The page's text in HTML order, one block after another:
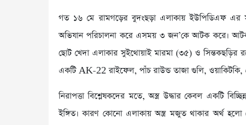
গত ১৬ মে রামগড়ের বুদংছড়া এলাকায় ইউপিডিএফ এর
অভিযান পরিচালনা করে এসময় ৩ জন’কে আটক করে।
ছোট খেদা এলাকার সুইথোয়াই মারমা (৩৫) ও
একটি AK-22 রাইফেল, পাঁচ রাউন্ড তাজা গুলি, ওয়াকিটকি,
নিরাপত্তা বিশ্লেষকদের মতে, অস্ত্র উদ্ধার কেবল একটি
ইঙ্গিত। কারণ কোনো এলাকায় অস্ত্র মজুত থাকার অর্থ হলো